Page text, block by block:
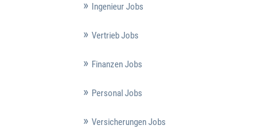
Ingenieur Jobs
Vertrieb Jobs
Finanzen Jobs
Personal Jobs
Versicherungen Jobs